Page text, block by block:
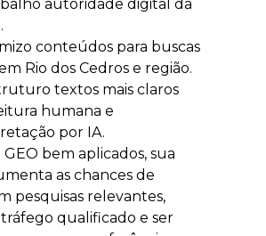
autoridade digital da
conteúdos para buscas
Rio dos Cedros e região.
textos mais claros
humana e
por IA.
GEO bem aplicados, sua
as chances de
pesquisas relevantes,
qualificado e ser